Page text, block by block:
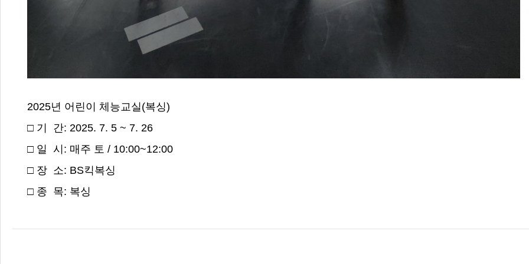
2025년 어린이 체능교실(복싱)
□ 기 간: 2025. 7. 5 ~ 7. 26
□ 일 시: 매주 토 / 10:00~12:00
□ 장 소: BS킥복싱
□ 종 목: 복싱